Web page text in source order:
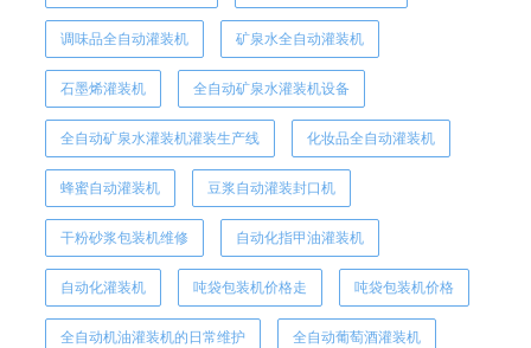
调味品全自动灌装机 矿泉水全自动灌装机
石墨烯灌装机 全自动矿泉水灌装机设备
全自动矿泉水灌装机灌装生产线 化妆品全自动灌装机
蜂蜜自动灌装机 豆浆自动灌装封口机
干粉砂浆包装机维修 自动化指甲油灌装机
自动化灌装机 吨袋包装机价格走 吨袋包装机价格
全自动机油灌装机的日常维护 全自动葡萄酒灌装机